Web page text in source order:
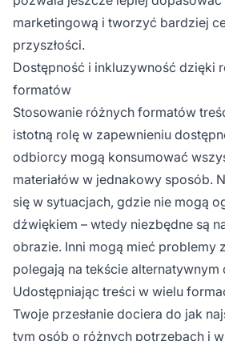
marketingową i tworzyć bardziej
przyszłości.
Dostępność i inkluzywność dzięki
formatów
Stosowanie różnych formatów
istotną rolę w zapewnieniu
odbiorcy mogą konsumować
materiałów w jednakowy sposób.
się w sytuacjach, gdzie nie mogą
dźwiękiem – wtedy niezbędne są
obrazie. Inni mogą mieć problemy
polegają na tekście
Udostępniając treści w wielu
Twoje przesłanie dociera do jak
tym osób o różnych potrzebach i